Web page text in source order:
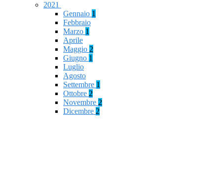
2021
Gennaio 1
Febbraio
Marzo 1
Aprile
Maggio 2
Giugno 1
Luglio
Agosto
Settembre 1
Ottobre 2
Novembre 2
Dicembre 2